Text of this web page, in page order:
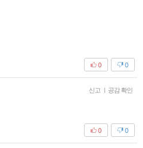
0
0
신고 | 공감 확인
0
0